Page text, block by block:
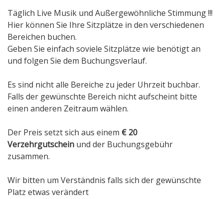
Täglich Live Musik und Außergewöhnliche Stimmung !!!
Hier können Sie Ihre Sitzplätze in den verschiedenen
Bereichen buchen.
Geben Sie einfach soviele Sitzplätze wie benötigt an
und folgen Sie dem Buchungsverlauf.
Es sind nicht alle Bereiche zu jeder Uhrzeit buchbar.
Falls der gewünschte Bereich nicht aufscheint bitte
einen anderen Zeitraum wählen.
Der Preis setzt sich aus einem € 20
Verzehrgutschein und der Buchungsgebühr
zusammen.
Wir bitten um Verständnis falls sich der gewünschte
Platz etwas verändert